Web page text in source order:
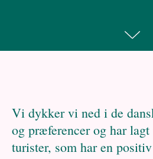
Vi dykker vi ned i de
og præferencer og har lagt
turister, som har en